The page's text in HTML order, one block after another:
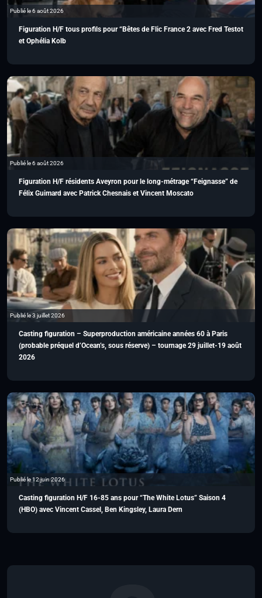
Publié le 6 août 2026
Figuration H/F tous profils pour “Bêtes de Flic France 2 avec Fred Testot
et Ophélia Kolb
Publié le 6 août 2026
Figuration H/F résidents Aveyron pour le long-métrage “Feignasse” de
Félix Guimard avec Patrick Chesnais et Vincent Moscato
Publié le 3 juillet 2026
Casting figuration – Superproduction américaine années 60 à Paris
(probable préquel d’Ocean’s, sous réserve) – tournage 29 juillet-19 août
2026
Publié le 12 juin 2026
Casting figuration H/F 16-85 ans pour “The White Lotus” Saison 4
(HBO) avec Vincent Cassel, Ben Kingsley, Laura Dern